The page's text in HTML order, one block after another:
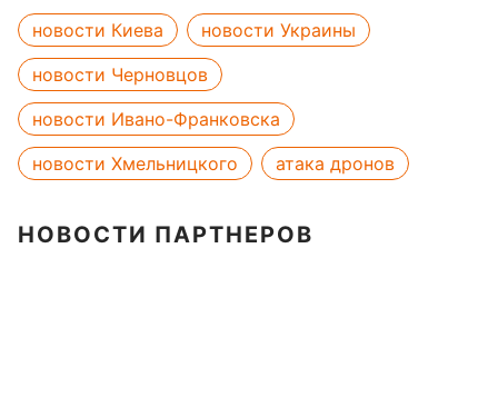
новости Киева
новости Украины
новости Черновцов
новости Ивано-Франковска
новости Хмельницкого
атака дронов
НОВОСТИ ПАРТНЕРОВ